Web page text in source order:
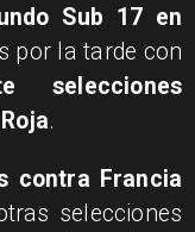
Sub 17 en
por la tarde con
selecciones
.
contra Francia
selecciones